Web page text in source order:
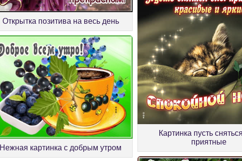
Открытка позитива на весь день
Нежная картинка с добрым утром
Картинка пусть
приятные